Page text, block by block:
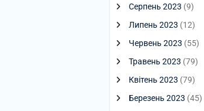
Серпень 2023 (9)
Липень 2023 (12)
Червень 2023 (55)
Травень 2023 (79)
Квітень 2023 (79)
Березень 2023 (45)